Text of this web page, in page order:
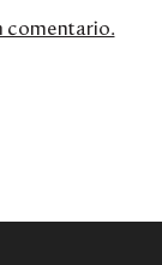
comentario.